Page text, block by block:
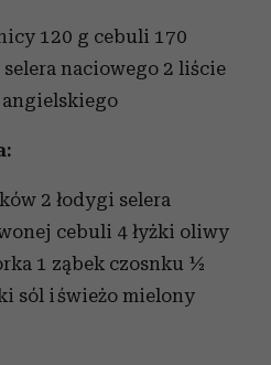
120 g cebuli 170
naciowego 2 liście
angielskiego
2 łodygi selera
cebuli 4 łyżki oliwy
1 ząbek czosnku 1⁄2
sól i świeżo mielony